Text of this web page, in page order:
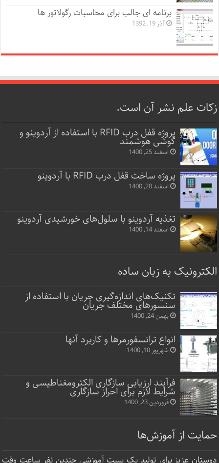
برنامه ای جالب برای محاسبات رگولاتور ها
آذر 19, 1392
زکات علم نشر آن است.
پروژه قفل‌ درب RFID با استفاده از آردوینو و
گوشی هوشمند
اسفند 25, 1400
پروژه ساخت قفل‌ درب RFID با آردوینو
اسفند 20, 1400
تغذیه آردوینو با سلول‌های خورشیدی آردوینو
اسفند 14, 1400
الکترونیک به زبان ساده
تکنیک‌های اندازه‌گیری جریان با استفاده از
سنسورهای مختلف جریان
بهمن 24, 1400
انواع ترانسفورمرها و کاربرد آنها
شهریور 10, 1400
فرآیند ارزیابی سازگاری الکترومغناطیسی و
شرایط لازم برای احراز سازگاری
فروردین 23, 1400
حمایت از آموزش‌ها